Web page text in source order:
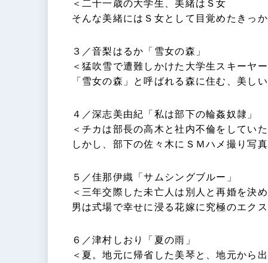
＜二十一歳の大学生、美緒はＳ女
そんな美緒にはＳ女として目覚めたきっ
３／音梨はるか「雪女の森」
＜猛吹雪で遭難しかけた大学生スキーヤ
「雪女の森」と呼ばれる森に住む、美し
４／深志美由紀「私は部下の輪姦奴隷」
＜チカは部長の高木と社内不倫をしていた
しかし、部下の佐々木にＳＭハメ撮り写
５／佳那伊織「サムシングブルー」
＜三年交際した未亡人は別人と再婚を決
男は式場で幸せに浸る花嫁に究極のエク
６／津村しおり「夏の雨」
＜夏。地元に帰省した美琴と、地元から